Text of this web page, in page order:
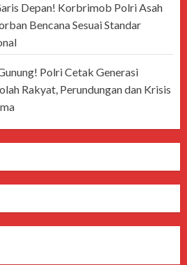
Depan! Korbrimob Polri Asah
Bencana Sesuai Standar
Polri Cetak Generasi
Rakyat, Perundungan dan Krisis